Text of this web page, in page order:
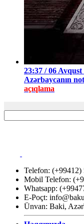
23:37 / 06 Avqust
Azərbaycanın
açıqlama
Telefon: (+99412)
Mobil Telefon:
Whatsapp:
E-Poçt:
Ünvan: Baki,